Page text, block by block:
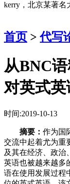
kerry，北京某著名
首页 >代写
从BNC
对英式
时间:2019-10-13
摘要： 作为国
交流中起着尤为重
及其在经济、政治
英语也被越来越多
语在使用发展过程